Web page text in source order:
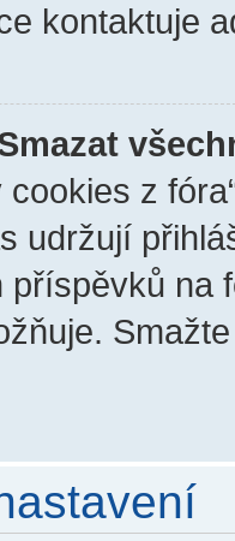
kontaktuje
cookies z
udržují
na